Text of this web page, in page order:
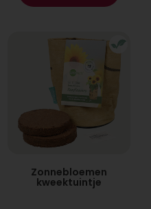
Zonnebloemen
kweektuintje